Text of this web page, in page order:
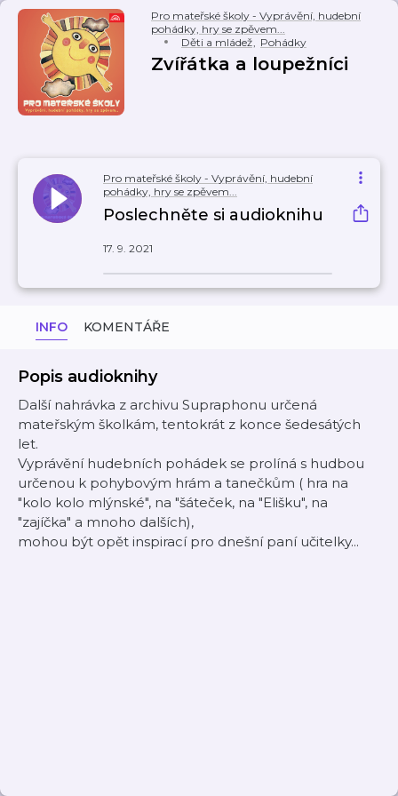
Pro mateřské školy - Vyprávění, hudební
pohádky, hry se zpěvem...
Děti a mládež, Pohádky
Zvířátka a loupežníci
Pro mateřské školy - Vyprávění, hudební
pohádky, hry se zpěvem...
Poslechněte si audioknihu
17. 9. 2021
INFO KOMENTÁŘE
Popis audioknihy
Další nahrávka z archivu Supraphonu určená
mateřským školkám, tentokrát z konce šedesátých
let.
Vyprávění hudebních pohádek se prolíná s hudbou
určenou k pohybovým hrám a tanečkům ( hra na
"kolo kolo mlýnské", na "šáteček, na "Elišku", na
"zajíčka" a mnoho dalších),
mohou být opět inspirací pro dnešní paní učitelky...